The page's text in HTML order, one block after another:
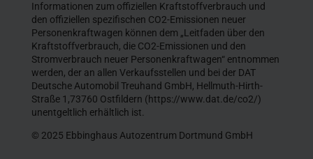
Informationen zum offiziellen Kraftstoffverbrauch und
den offiziellen spezifischen CO2-Emissionen neuer
Personenkraftwagen können dem „Leitfaden über den
Kraftstoffverbrauch, die CO2-Emissionen und den
Stromverbrauch neuer Personenkraftwagen“ entnommen
werden, der an allen Verkaufsstellen und bei der DAT
Deutsche Automobil Treuhand GmbH, Hellmuth-Hirth-
Straße 1,73760 Ostfildern (https://www.dat.de/co2/)
unentgeltlich erhältlich ist.
© 2025 Ebbinghaus Autozentrum Dortmund GmbH